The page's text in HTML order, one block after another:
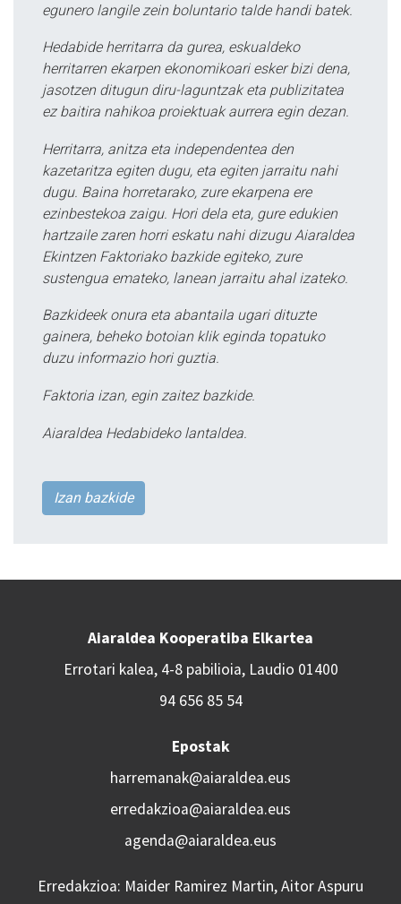
egunero langile zein boluntario talde handi batek.
Hedabide herritarra da gurea, eskualdeko
herritarren ekarpen ekonomikoari esker bizi dena,
jasotzen ditugun diru-laguntzak eta publizitatea
ez baitira nahikoa proiektuak aurrera egin dezan.
Herritarra, anitza eta independentea den
kazetaritza egiten dugu, eta egiten jarraitu nahi
dugu. Baina horretarako, zure ekarpena ere
ezinbestekoa zaigu. Hori dela eta, gure edukien
hartzaile zaren horri eskatu nahi dizugu Aiaraldea
Ekintzen Faktoriako bazkide egiteko, zure
sustengua emateko, lanean jarraitu ahal izateko.
Bazkideek onura eta abantaila ugari dituzte
gainera, beheko botoian klik eginda topatuko
duzu informazio hori guztia.
Faktoria izan, egin zaitez bazkide.
Aiaraldea Hedabideko lantaldea.
Izan bazkide
Aiaraldea Kooperatiba Elkartea
Errotari kalea, 4-8 pabilioia, Laudio 01400
94 656 85 54
Epostak
harremanak@aiaraldea.eus
erredakzioa@aiaraldea.eus
agenda@aiaraldea.eus
Erredakzioa: Maider Ramirez Martin, Aitor Aspuru